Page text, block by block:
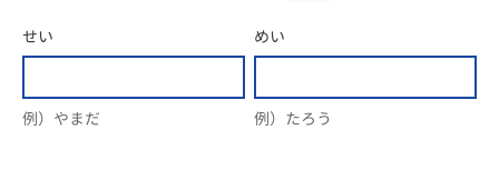
せい
例）やまだ
めい
例）たろう